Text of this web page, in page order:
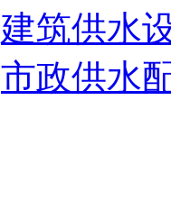
建筑供水
市政供水